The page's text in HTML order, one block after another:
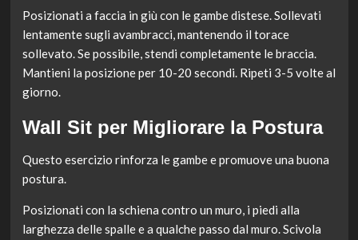
Posizionati a faccia in giù con le gambe distese. Sollevati
lentamente sugli avambracci, mantenendo il torace
sollevato. Se possibile, stendi completamente le braccia.
Mantieni la posizione per 10-20 secondi. Ripeti 3-5 volte al
giorno.
Wall Sit per Migliorare la Postura
Questo esercizio rinforza le gambe e promuove una buona
postura.
Posizionati con la schiena contro un muro, i piedi alla
larghezza delle spalle e a qualche passo dal muro. Scivola